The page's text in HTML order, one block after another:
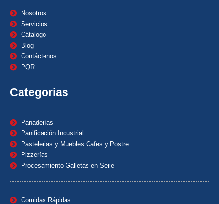
Nosotros
Servicios
Cátalogo
Blog
Contáctenos
PQR
Categorias
Panaderías
Panificación Industrial
Pastelerias y Muebles Cafes y Postre
Pizzerías
Procesamiento Galletas en Serie
Comidas Rápidas